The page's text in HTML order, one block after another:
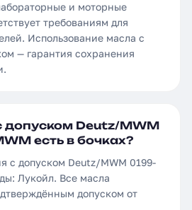
и моторные
требованиям для
Использование масла с
— гарантия сохранения
допуском Deutz/MWM
есть в бочках?
с допуском Deutz/MWM 0199-
Лукойл. Все масла
допуском от